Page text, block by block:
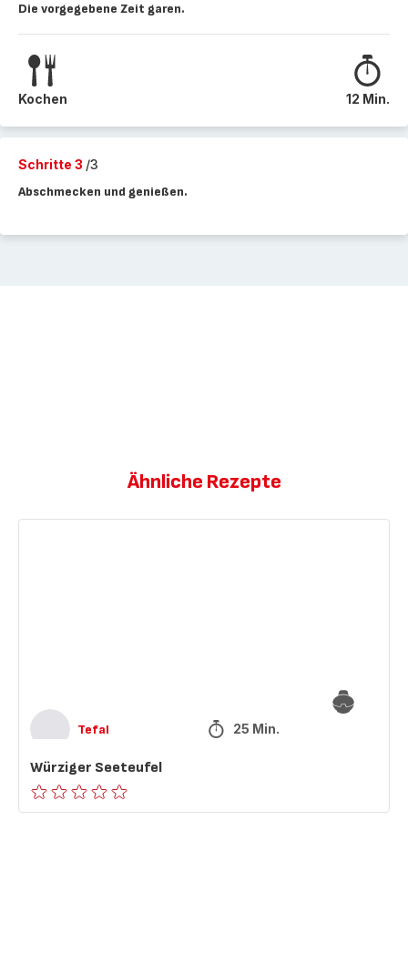
Die vorgegebene Zeit garen.
Kochen 12 Min.
Schritte 3 /3
Abschmecken und genießen.
Ähnliche Rezepte
Tefal 25 Min.
Würziger Seeteufel
ratings.0